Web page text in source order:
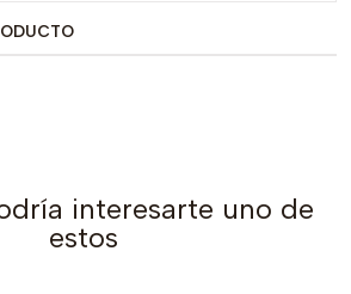
interesarte uno de
estos